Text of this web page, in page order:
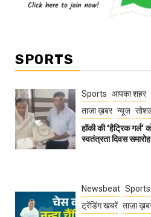
SPORTS
Sports आपका शहर
ताज़ा ख़बर न्यूज़
हॉकी की ‘हैट्रिक
स्वतंत्रता दिवस समारोह
Newsbeat Sports
ट्रेंडिंग खबरें ताज़ा